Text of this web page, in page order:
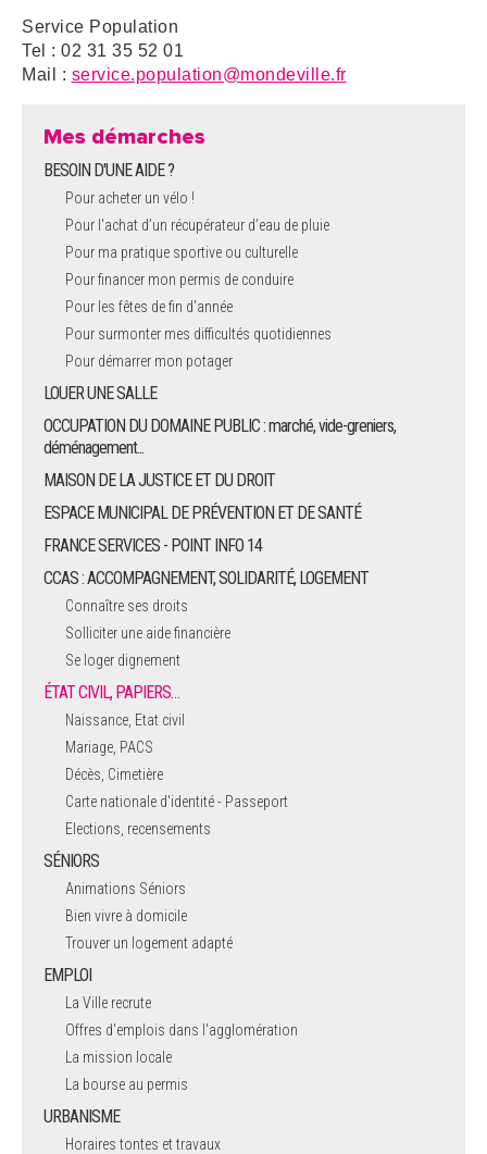
Service Population
Tel : 02 31 35 52 01
Mail : service.population@mondeville.fr
Mes démarches
BESOIN D'UNE AIDE ?
Pour acheter un vélo !
Pour l'achat d’un récupérateur d’eau de pluie
Pour ma pratique sportive ou culturelle
Pour financer mon permis de conduire
Pour les fêtes de fin d'année
Pour surmonter mes difficultés quotidiennes
Pour démarrer mon potager
LOUER UNE SALLE
OCCUPATION DU DOMAINE PUBLIC : marché, vide-greniers,
déménagement...
MAISON DE LA JUSTICE ET DU DROIT
ESPACE MUNICIPAL DE PRÉVENTION ET DE SANTÉ
FRANCE SERVICES - POINT INFO 14
CCAS : ACCOMPAGNEMENT, SOLIDARITÉ, LOGEMENT
Connaître ses droits
Solliciter une aide financière
Se loger dignement
ÉTAT CIVIL, PAPIERS…
Naissance, Etat civil
Mariage, PACS
Décès, Cimetière
Carte nationale d'identité - Passeport
Elections, recensements
SÉNIORS
Animations Séniors
Bien vivre à domicile
Trouver un logement adapté
EMPLOI
La Ville recrute
Offres d'emplois dans l'agglomération
La mission locale
La bourse au permis
URBANISME
Horaires tontes et travaux